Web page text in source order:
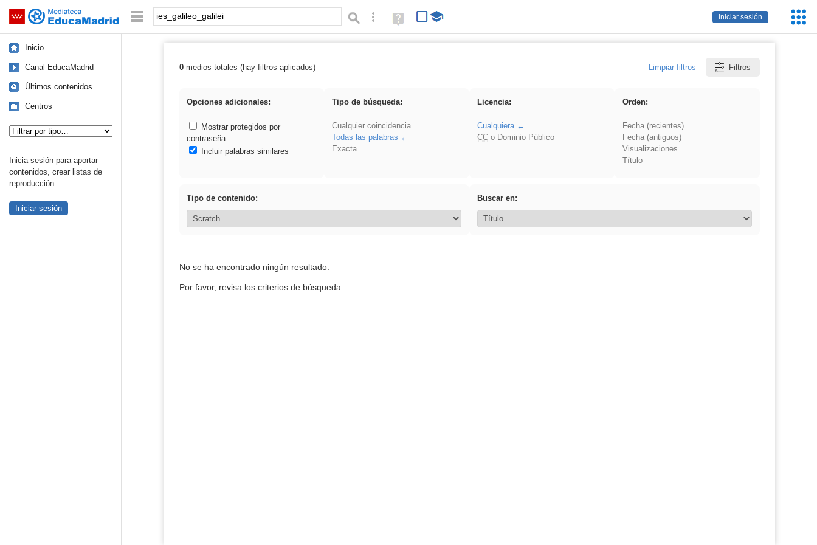
Saltar navegación
Iniciar sesión
Palabra o frase: Búsqueda avanzada
Ayuda
(en
Inicio
Canal EducaMadrid
Últimos contenidos
Centros
Inicia sesión para aportar
contenidos, crear listas de
reproducción...
Iniciar sesión
Resultados de: ies_galileo_galilei
0medios totales (hay filtros aplicados) Limpiar filtros Filtros
Opciones adicionales:
Mostrar protegidos por
contraseña
Incluir palabras similares
Tipo de búsqueda:
Cualquier coincidencia
Todas las palabras
Exacta
Licencia:
Cualquiera
CCo Dominio Público
Orden:
Fecha (recientes)
Fecha (antiguos)
Visualizaciones
Título
Tipo de contenido: Buscar en:
No se ha encontrado ningún resultado.
Por favor, revisa los criterios de búsqueda.